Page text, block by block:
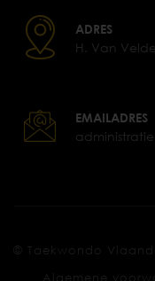
ADRES
H. Van
EMAILADRES
© Taekwondo
Algemene